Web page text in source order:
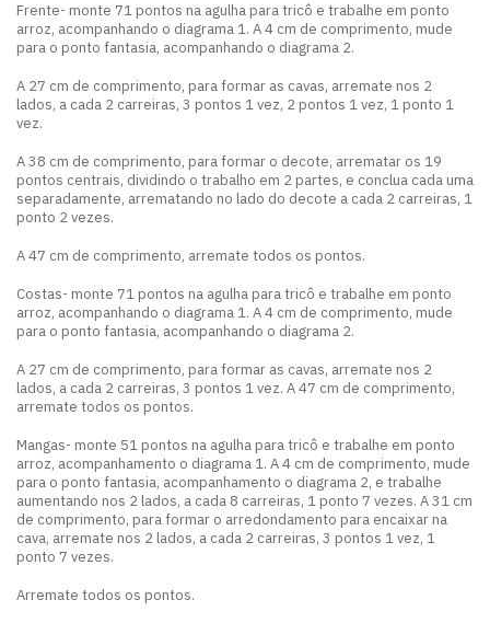
Frente- monte 71 pontos na agulha para tricô e trabalhe em ponto
arroz, acompanhando o diagrama 1. A 4 cm de comprimento, mude
para o ponto fantasia, acompanhando o diagrama 2.
A 27 cm de comprimento, para formar as cavas, arremate nos 2
lados, a cada 2 carreiras, 3 pontos 1 vez, 2 pontos 1 vez, 1 ponto 1
vez.
A 38 cm de comprimento, para formar o decote, arrematar os 19
pontos centrais, dividindo o trabalho em 2 partes, e conclua cada uma
separadamente, arrematando no lado do decote a cada 2 carreiras, 1
ponto 2 vezes.
A 47 cm de comprimento, arremate todos os pontos.
Costas- monte 71 pontos na agulha para tricô e trabalhe em ponto
arroz, acompanhando o diagrama 1. A 4 cm de comprimento, mude
para o ponto fantasia, acompanhando o diagrama 2.
A 27 cm de comprimento, para formar as cavas, arremate nos 2
lados, a cada 2 carreiras, 3 pontos 1 vez. A 47 cm de comprimento,
arremate todos os pontos.
Mangas- monte 51 pontos na agulha para tricô e trabalhe em ponto
arroz, acompanhamento o diagrama 1. A 4 cm de comprimento, mude
para o ponto fantasia, acompanhamento o diagrama 2, e trabalhe
aumentando nos 2 lados, a cada 8 carreiras, 1 ponto 7 vezes. A 31 cm
de comprimento, para formar o arredondamento para encaixar na
cava, arremate nos 2 lados, a cada 2 carreiras, 3 pontos 1 vez, 1
ponto 7 vezes.
Arremate todos os pontos.